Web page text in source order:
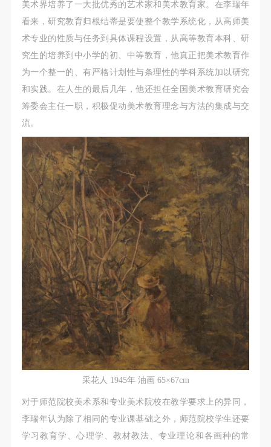
美术界培养了一大批优秀的艺术家和美术教育家。在李瑞年
看来，研究教育归根结蒂是要使整个教学系统化，从高师美
术专业的性质与任务到具体课程设置，从高等教育本科、研
究生的培养到中小学的初、中等教育，他真正把美术教育作
为一个整一的、有严格计划性与条理性的学科系统加以研究
和实践。在人生的最后几年，他还担任全国美术教育研究会
筹委会主任一职，积极促动美术教育理念与方法的集成与交
流。
采花人 1945年 油画 65×67cm
对于师范院校美术系和专业美术院校在教学要求上的异同，
李瑞年认为除了相同的专业课基础之外，师范院校学生还要
学习教育学、心理学、教材教法、专业理论和各画种的常